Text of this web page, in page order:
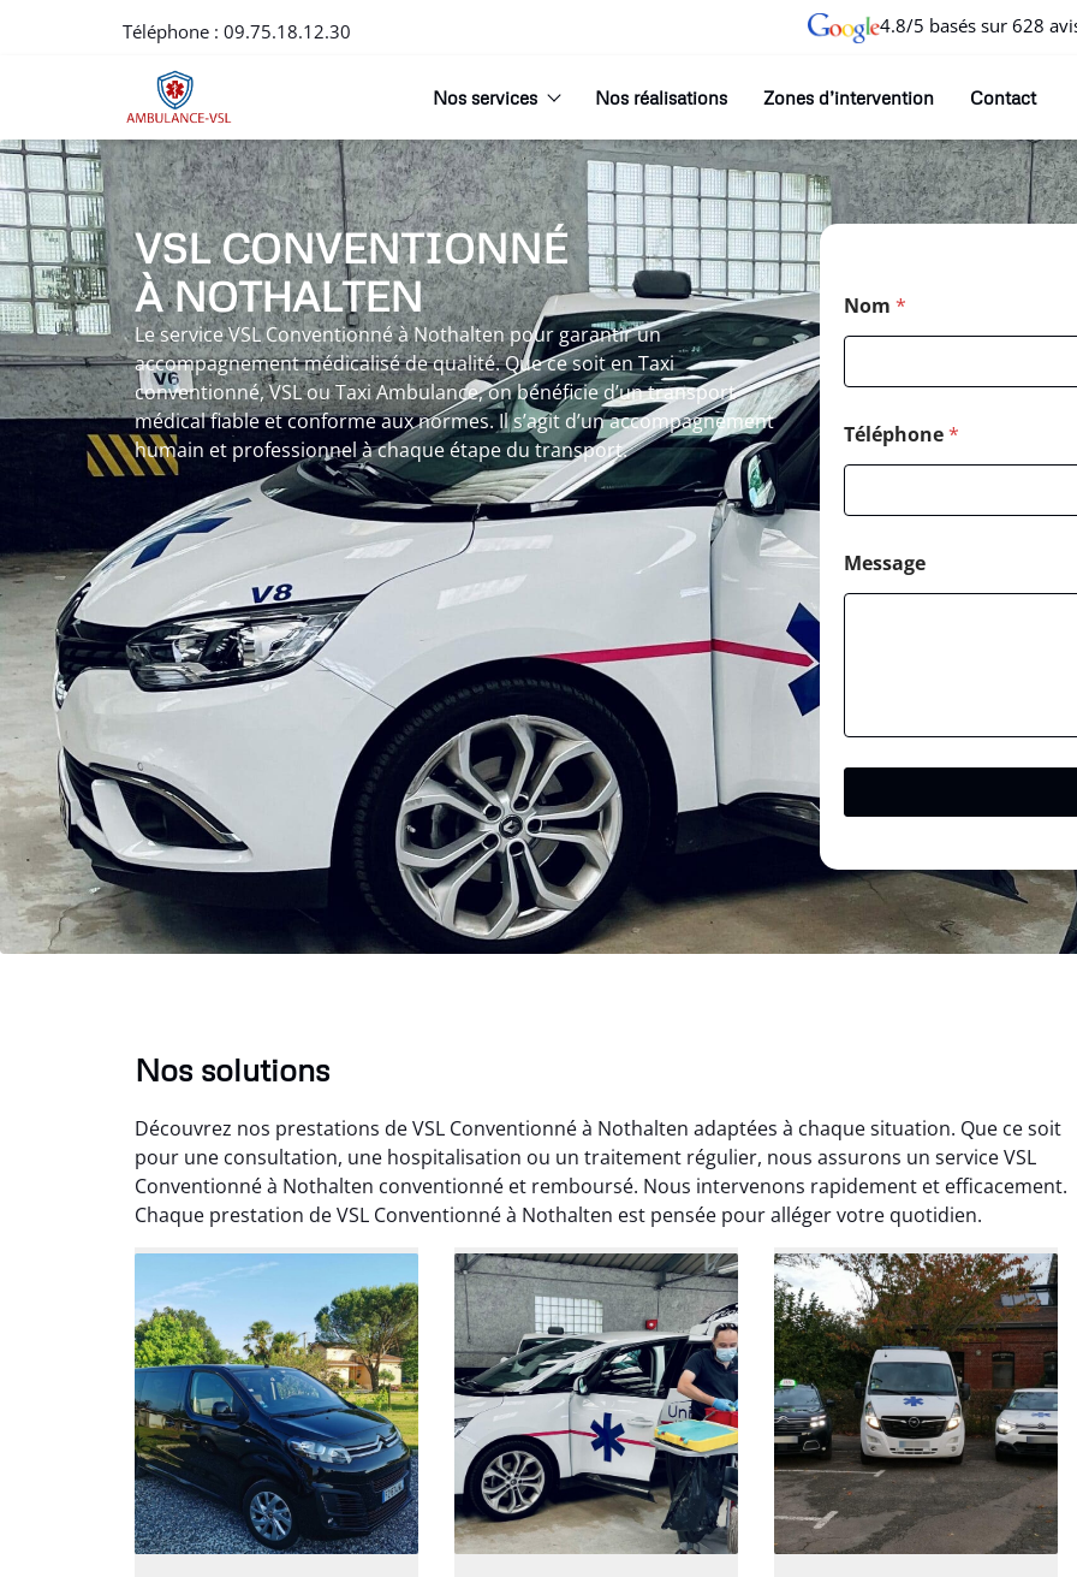
Téléphone : 09.75.18.12.30 4.8/5 basés sur 628
Nos services Nos réalisations Zones d’intervention Contact
VSL CONVENTIONNÉ
À NOTHALTEN
Le service VSL Conventionné à Nothalten pour garantir un
accompagnement médicalisé de qualité. Que ce soit en Taxi
conventionné, VSL ou Taxi Ambulance, on bénéficie d’un transport
médical fiable et conforme aux normes. Il s’agit d’un accompagnement
humain et professionnel à chaque étape du transport.
Nom *
Téléphone*
Message
Nos solutions
Découvrez nos prestations de VSL Conventionné à Nothalten adaptées à chaque situation. Que ce soit
pour une consultation, une hospitalisation ou un traitement régulier, nous assurons un service VSL
Conventionné à Nothalten conventionné et remboursé. Nous intervenons rapidement et efficacement.
Chaque prestation de VSL Conventionné à Nothalten est pensée pour alléger votre quotidien.
Arnaud Deschamps
30 janvier 2025
Très satisfait du transport,
tout s’est bien déroulé.
Chauffeur à l’écoute et
patient.
Jérémy Ferrand
8 septembre 2024
Transport ponctuel et
personnel très attentionné.
Très satisfait du service.